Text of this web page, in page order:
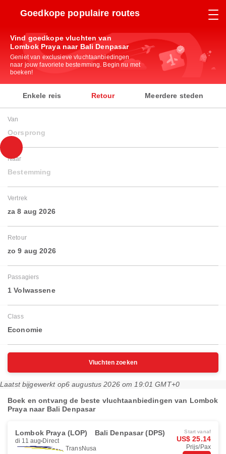
Goedkope populaire routes
Vind goedkope vluchten van
Lombok Praya naar Bali Denpasar
Geniet van exclusieve vluchtaanbiedingen
naar jouw favoriete bestemming. Begin nu met
boeken!
Enkele reis Retour Meerdere steden
Van
Oorsprong
Naar
Bestemming
Vertrek
za 8 aug 2026
Retour
zo 9 aug 2026
Passagiers
1 Volwassene
Class
Economie
Vluchten zoeken
Laatst bijgewerkt op6 augustus 2026 om 19:01 GMT+0
Boek en ontvang de beste vluchtaanbiedingen van Lombok
Praya naar Bali Denpasar
Lombok Praya (LOP) Bali Denpasar (DPS)
di 11 aug Direct
TransNusa
Start vanaf
US$ 25.14
Prijs/Pax